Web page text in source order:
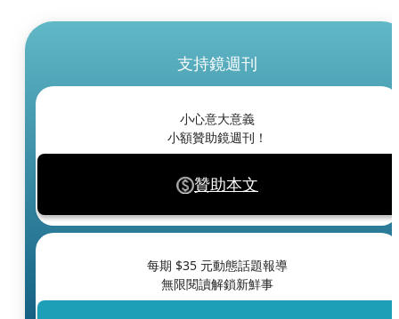
支持鏡週刊
小心意大意義
小額贊助鏡週刊！
贊助本文
每期 $35 元動態話題報導
無限閱讀解鎖新鮮事